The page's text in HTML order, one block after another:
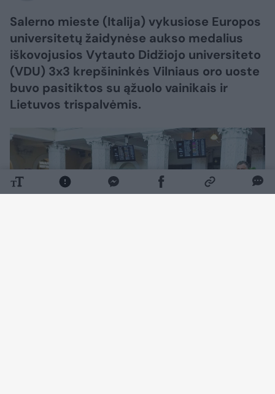
Salerno mieste (Italija) vykusiose Europos
universitetų žaidynėse aukso medalius
iškovojusios Vytauto Didžiojo universiteto
(VDU) 3x3 krepšininkės Vilniaus oro uoste
buvo pasitiktos su ąžuolo vainikais ir
Lietuvos trispalvėmis.